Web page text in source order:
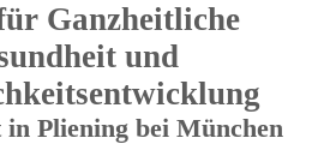
Ganzheitliche
und
Pliening bei München